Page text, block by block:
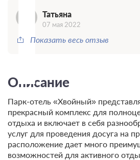
Татьяна
07 мая 2022
Показать весь отзыв
Описание
Парк-отель «Хвойный»
прекрасный комплекс для
отдыха и включает в себя
услуг для проведения досуга на
расположение дает много
возможностей для активного